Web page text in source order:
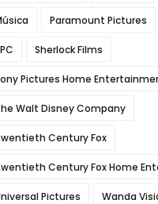
Paramount Pictures
Sherlock Films
Pictures Home
Walt Disney Company
Century Fox
Century Fox Home
Pictures Wanda